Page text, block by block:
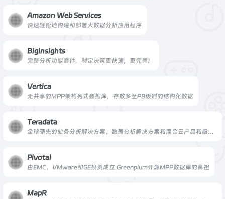
Amazon Web Services
快速轻松地构建和部署大数据分析应用程序
BigInsights
完整分析功能套件，制定决策更快速，更完善！
Vertica
无共享的MPP架构列式数据库，存放多至PB级别的结构化数据
Teradata
全球领先的业务分析解决方案、数据分析解决方案和混合云产品和服务的供应商
Pivotal
由EMC、VMware和GE投资成立.Greenplum开源MPP数据库的鼻祖
MapR